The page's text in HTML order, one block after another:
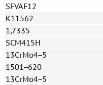
SFVAF12
K11562
1,7335
SCM415H
13CrMo4−5
1501−620
13CrMo4−5